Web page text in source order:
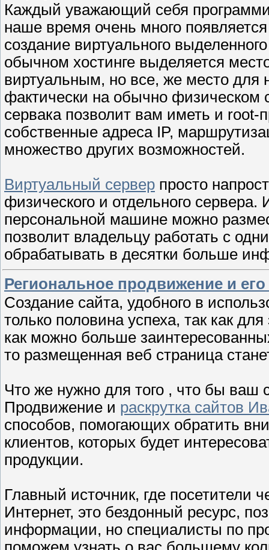
Каждый уважающий себя
наше время очень много
создание виртуального
обычном хостинге выделяется
виртуальным, но все, же место для
фактически на обычно физическом
сервака позволит вам иметь и root-
собственные адреса IP,
множество других возможностей.
Виртуальный сервер просто
физического и отдельного сервера.
персональной машине можно
позволит владельцу работать с
обрабатывать в десятки больше
Региональное продвижение и
Создание сайта, удобного в
только половина успеха, так как
как можно больше
то размещенная веб страница
Что же нужно для того , что бы ваш
Продвижение и раскрутка сайтов
способов, помогающих обратить
клиентов, которых будет
продукции.
Главный источник, где
Интернет, это бездонный ресурс,
информации, но специалисты по